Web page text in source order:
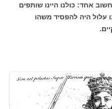
אחד: כולנו היינו שותפים
עלול היה להפסיד משהו